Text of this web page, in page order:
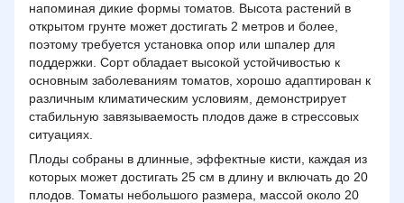
напоминая дикие формы томатов. Высота растений в
открытом грунте может достигать 2 метров и более,
поэтому требуется установка опор или шпалер для
поддержки. Сорт обладает высокой устойчивостью к
основным заболеваниям томатов, хорошо адаптирован к
различным климатическим условиям, демонстрирует
стабильную завязываемость плодов даже в стрессовых
ситуациях.
Плоды собраны в длинные, эффектные кисти, каждая из
которых может достигать 25 см в длину и включать до 20
плодов. Томаты небольшого размера, массой около 20